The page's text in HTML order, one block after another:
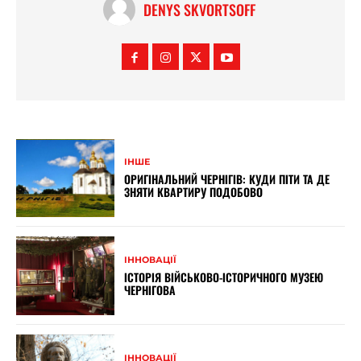
DENYS SKVORTSOFF
ІНШЕ
ОРИГІНАЛЬНИЙ ЧЕРНІГІВ: КУДИ ПІТИ ТА ДЕ
ЗНЯТИ КВАРТИРУ ПОДОБОВО
ІННОВАЦІЇ
ІСТОРІЯ ВІЙСЬКОВО-ІСТОРИЧНОГО МУЗЕЮ
ЧЕРНІГОВА
ІННОВАЦІЇ